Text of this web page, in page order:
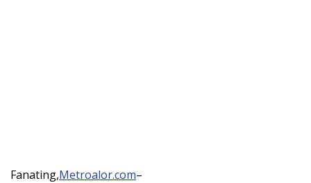
Fanating,Metroalor.com–